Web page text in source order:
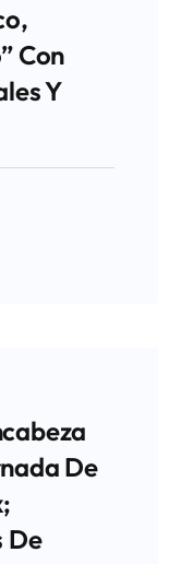
Con
Y
De
De